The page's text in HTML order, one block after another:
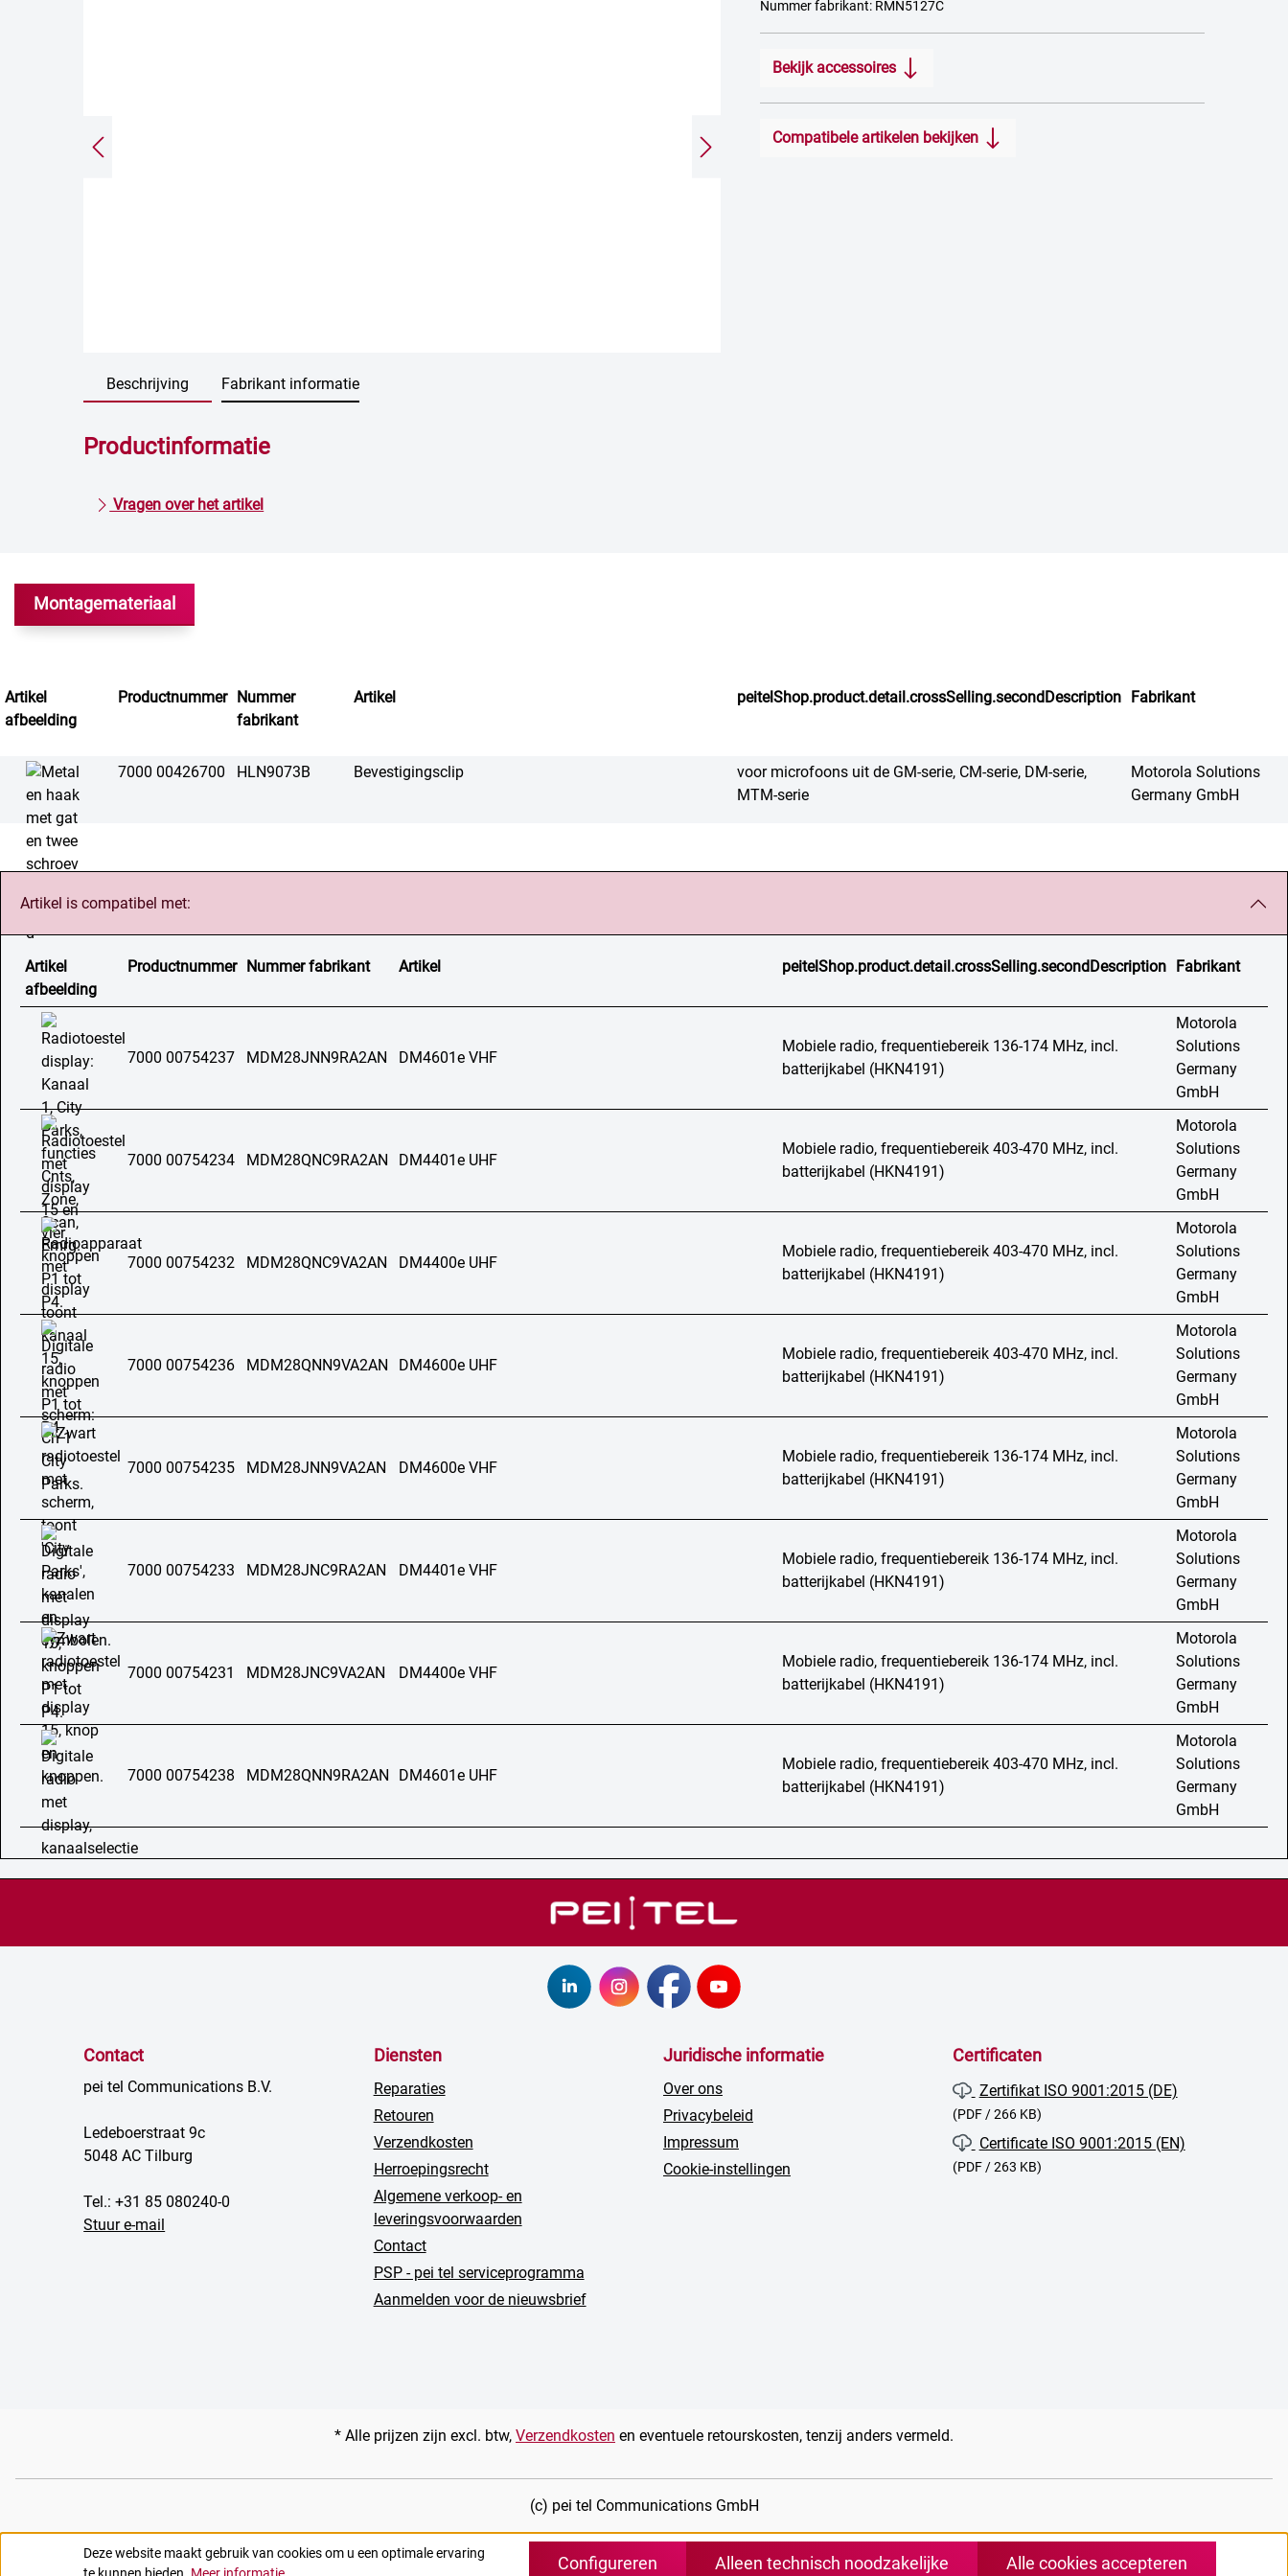
Nummer fabrikant: RMN5127C
Bekijk accessoires
Compatibele artikelen bekijken
Beschrijving Fabrikant informatie
Productinformatie
Vragen over het artikel
Montagemateriaal
Artikel
afbeelding
Productnummer Nummer
fabrikant
Artikel peitelShop.product.detail.crossSelling.secondDescription Fabrikant
7000 00426700 HLN9073B Bevestigingsclip
voor microfoons uit de GM-serie, CM-serie, DM-serie,
MTM-serie
Motorola Solutions
Germany GmbH
Artikel is compatibel met:
Artikel
afbeelding
Productnummer Nummer fabrikant Artikel peitelShop.product.detail.crossSelling.secondDescription Fabrikant
7000 00754237 MDM28JNN9RA2AN DM4601e VHF
Mobiele radio, frequentiebereik 136-174 MHz, incl.
batterijkabel (HKN4191)
Motorola
Solutions
Germany
GmbH
7000 00754234 MDM28QNC9RA2AN DM4401e UHF
Mobiele radio, frequentiebereik 403-470 MHz, incl.
batterijkabel (HKN4191)
Motorola
Solutions
Germany
GmbH
7000 00754232 MDM28QNC9VA2AN DM4400e UHF
Mobiele radio, frequentiebereik 403-470 MHz, incl.
batterijkabel (HKN4191)
Motorola
Solutions
Germany
GmbH
7000 00754236 MDM28QNN9VA2AN DM4600e UHF
Mobiele radio, frequentiebereik 403-470 MHz, incl.
batterijkabel (HKN4191)
Motorola
Solutions
Germany
GmbH
7000 00754235 MDM28JNN9VA2AN DM4600e VHF
Mobiele radio, frequentiebereik 136-174 MHz, incl.
batterijkabel (HKN4191)
Motorola
Solutions
Germany
GmbH
7000 00754233 MDM28JNC9RA2AN DM4401e VHF
Mobiele radio, frequentiebereik 136-174 MHz, incl.
batterijkabel (HKN4191)
Motorola
Solutions
Germany
GmbH
7000 00754231 MDM28JNC9VA2AN DM4400e VHF
Mobiele radio, frequentiebereik 136-174 MHz, incl.
batterijkabel (HKN4191)
Motorola
Solutions
Germany
GmbH
7000 00754238 MDM28QNN9RA2AN DM4601e UHF
Mobiele radio, frequentiebereik 403-470 MHz, incl.
batterijkabel (HKN4191)
Motorola
Solutions
Germany
GmbH
Contact
pei tel Communications B.V.
Ledeboerstraat 9c
5048 AC Tilburg
Tel.: +31 85 080240-0
Stuur e-mail
Diensten
Reparaties
Retouren
Verzendkosten
Herroepingsrecht
Algemene verkoop- en
leveringsvoorwaarden
Contact
PSP - pei tel serviceprogramma
Aanmelden voor de nieuwsbrief
Juridische informatie
Over ons
Privacybeleid
Impressum
Cookie-instellingen
Certificaten
Zertifikat ISO 9001:2015 (DE)
(PDF / 266 KB)
Certificate ISO 9001:2015 (EN)
(PDF / 263 KB)
* Alle prijzen zijn excl. btw, Verzendkosten en eventuele retourskosten, tenzij anders vermeld.
(c) pei tel Communications GmbH
Deze website maakt gebruik van cookies om u een optimale ervaring
Alleen technisch noodzakelijke
Configureren Alle cookies accepteren